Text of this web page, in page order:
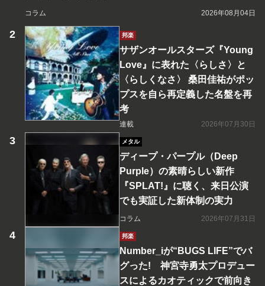
コラム 2026年08月04日
邦楽
サザンオールスターズ『Young
Love』に表れた〈らしさ〉と
〈らしくなさ〉 桑田佳祐がポッ
プスを自ら再定義した名盤を再
考
連載 2026年07月30日
メタル
ディープ・パープル（Deep
Purple）の素晴らしい新作
『SPLAT!』に聴く、来日公演
でも実証した新体制の実力
コラム 2026年07月31日
邦楽
Number_iが“BUGS LIFE”でバ
グった! 神宮寺勇太プロデュー
スによるカオティックで前向き